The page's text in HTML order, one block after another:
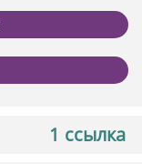
1 ссылка